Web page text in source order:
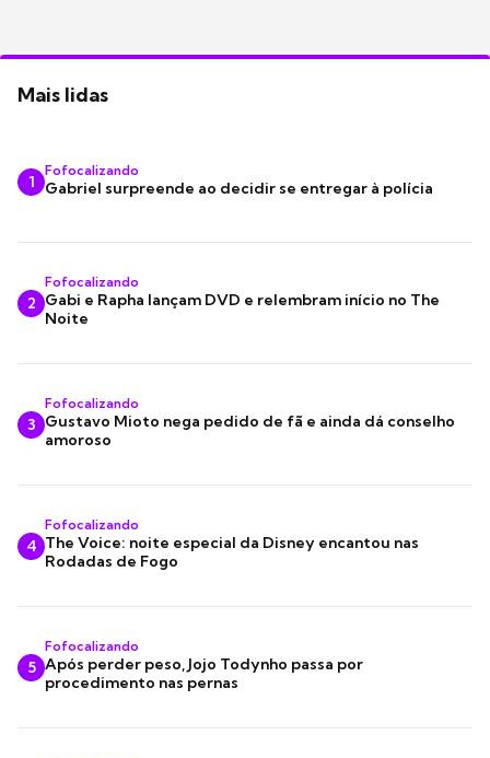
Mais lidas
1
Fofocalizando
Gabriel surpreende ao decidir se entregar à polícia
2
Fofocalizando
Gabi e Rapha lançam DVD e relembram início no The
Noite
3
Fofocalizando
Gustavo Mioto nega pedido de fã e ainda dá conselho
amoroso
4
Fofocalizando
The Voice: noite especial da Disney encantou nas
Rodadas de Fogo
5
Fofocalizando
Após perder peso, Jojo Todynho passa por
procedimento nas pernas